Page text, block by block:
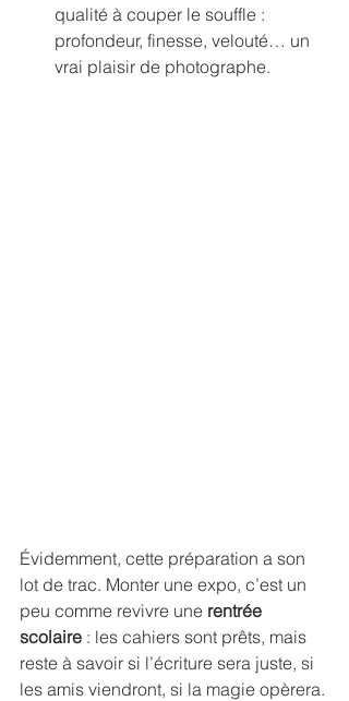
qualité à couper le souffle :
profondeur, finesse, velouté… un
vrai plaisir de photographe.
Évidemment, cette préparation a son
lot de trac. Monter une expo, c’est un
peu comme revivre une rentrée
scolaire : les cahiers sont prêts, mais
reste à savoir si l’écriture sera juste, si
les amis viendront, si la magie opèrera.